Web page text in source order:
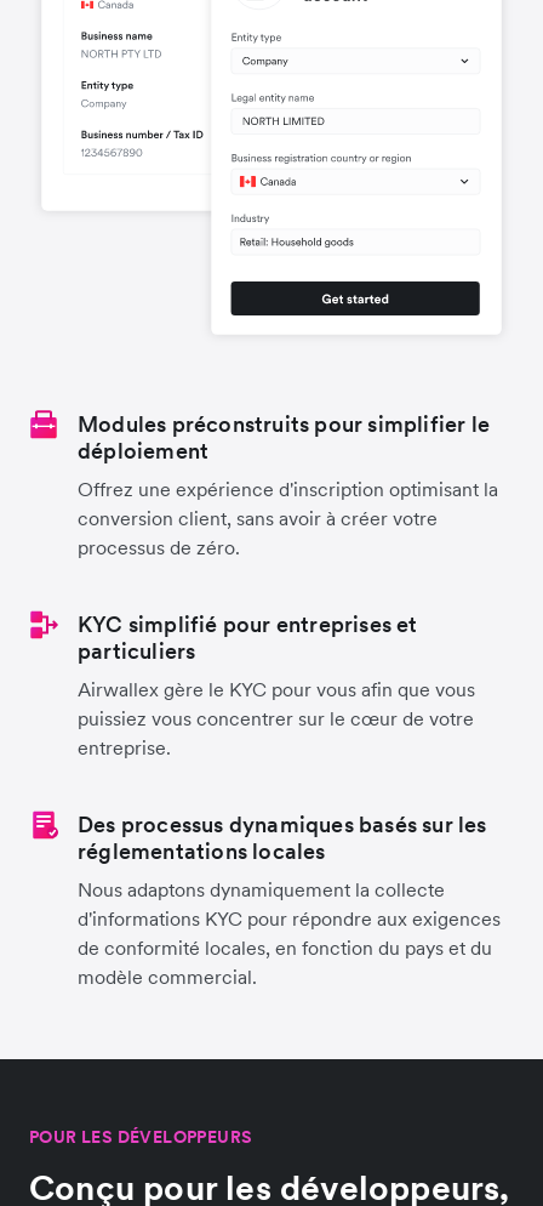
Modules préconstruits pour simplifier le
déploiement
Offrez une expérience d'inscription optimisant la
conversion client, sans avoir à créer votre
processus de zéro.
KYC simplifié pour entreprises et
particuliers
Airwallex gère le KYC pour vous afin que vous
puissiez vous concentrer sur le cœur de votre
entreprise.
Des processus dynamiques basés sur les
réglementations locales
Nous adaptons dynamiquement la collecte
d'informations KYC pour répondre aux exigences
de conformité locales, en fonction du pays et du
modèle commercial.
POUR LES DÉVELOPPEURS
Conçu pour les développeurs,